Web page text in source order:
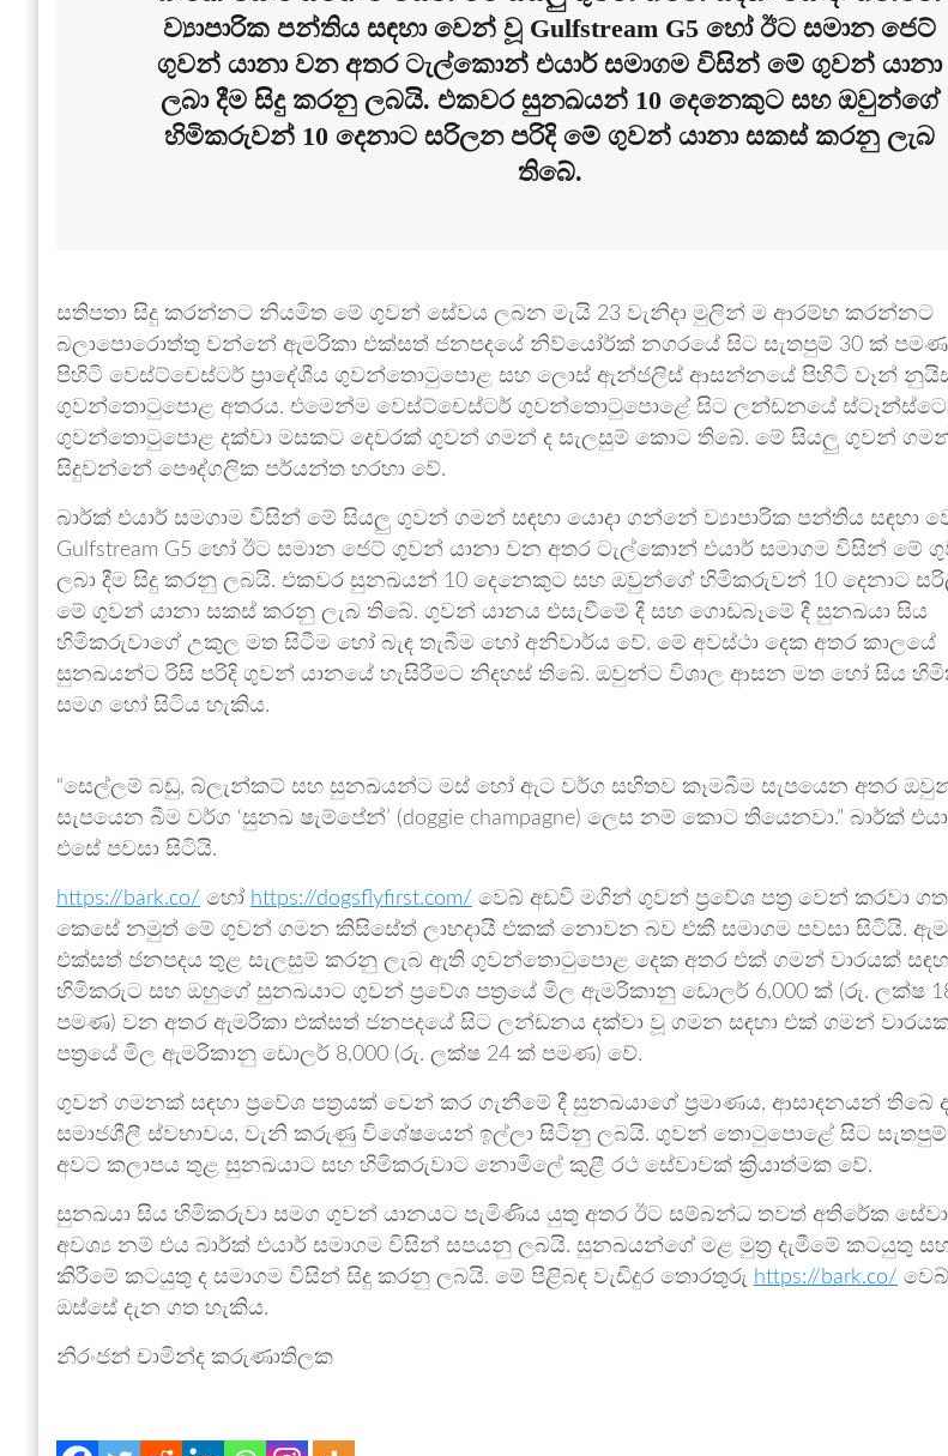
ව්‍යාපාරික පන්තිය සඳහා වෙන් වූ Gulfstream G5 හෝ ඊට සමාන ජෙට්
ගුවන් යානා වන අතර ටැල්කොන් එයාර් සමාගම විසින් මේ ගුවන් යානා
ලබා දීම සිදු කරනු ලබයි. එකවර සුනඛයන් 10 දෙනෙකුට සහ ඔවුන්ගේ
හිමිකරුවන් 10 දෙනාට සරිලන පරිදි මේ ගුවන් යානා සකස් කරනු ලැබ
තිබේ.
සතිපතා සිදු කරන්නට නියමිත මේ ගුවන් සේවය ලබන මැයි 23 වැනිදා මුලින් ම ආරම්භ කරන්නට
බලාපොරොත්තු වන්නේ ඇමරිකා එක්සත් ජනපදයේ නිව්යෝර්ක් නගරයේ සිට සැතපුම් 30 ක්
පිහිටි වෙස්ට්චෙස්ටර් ප්‍රාදේශීය ගුවන්තොටුපොළ සහ ලොස් ඇන්ජලිස් ආසන්නයේ පිහිටි වෑන්
ගුවන්තොටුපොළ අතරය. එමෙන්ම වෙස්ට්චෙස්ටර් ගුවන්තොටුපොළේ සිට ලන්ඩනයේ
ගුවන්තොටුපොළ දක්වා මසකට දෙවරක් ගුවන් ගමන් ද සැලසුම් කොට තිබේ. මේ සියලු ගුවන්
සිදුවන්නේ පෞද්ගලික පර්යන්ත හරහා වේ.
බාර්ක් එයාර් සමගාම විසින් මේ සියලු ගුවන් ගමන් සඳහා යොදා ගන්නේ ව්‍යාපාරික පන්තිය සඳහා
Gulfstream G5 හෝ ඊට සමාන ජෙට් ගුවන් යානා වන අතර ටැල්කොන් එයාර් සමාගම විසින් මේ
ලබා දීම සිදු කරනු ලබයි. එකවර සුනඛයන් 10 දෙනෙකුට සහ ඔවුන්ගේ හිමිකරුවන් 10 දෙනාට
මේ ගුවන් යානා සකස් කරනු ලැබ තිබේ. ගුවන් යානය එසැවීමේ දී සහ ගොඩබෑමේ දී සුනඛයා සිය
හිමිකරුවාගේ උකුල මත සිටීම හෝ බැඳ තැබීම හෝ අනිවාර්ය වේ. මේ අවස්ථා දෙක අතර කාලයේ
සුනඛයන්ට රිසි පරිදි ගුවන් යානයේ හැසිරීමට නිදහස් තිබේ. ඔවුන්ට විශාල ආසන මත හෝ සිය
සමග හෝ සිටිය හැකිය.
“සෙල්ලම් බඩු, බ්ලැන්කට් සහ සුනඛයන්ට මස් හෝ ඇට වර්ග සහිතව කෑමබීම සැපයෙන අතර
සැපයෙන බීම වර්ග ‘සුනඛ ෂැම්පේන්’ (doggie champagne) ලෙස නම් කොට තියෙනවා.” බාර්ක්
එසේ පවසා සිටියි.
https://bark.co/ හෝ https://dogsflyfirst.com/ වෙබ් අඩවි මගින් ගුවන් ප්‍රවේශ පත්‍ර වෙන් කරවා
කෙසේ නමුත් මේ ගුවන් ගමන කිසිසේත් ලාභදායී එකක් නොවන බව එකී සමාගම පවසා සිටියි.
එක්සත් ජනපදය තුළ සැලසුම් කරනු ලැබ ඇති ගුවන්තොටුපොළ දෙක අතර එක් ගමන් වාරයක්
හිමිකරුට සහ ඔහුගේ සුනඛයාට ගුවන් ප්‍රවේශ පත්‍රයේ මිල ඇමරිකානු ඩොලර් 6,000 ක් (රු. ලක්ෂ
පමණ) වන අතර ඇමරිකා එක්සත් ජනපදයේ සිට ලන්ඩනය දක්වා වූ ගමන සඳහා එක් ගමන්
පත්‍රයේ මිල ඇමරිකානු ඩොලර් 8,000 (රු. ලක්ෂ 24 ක් පමණ) වේ.
ගුවන් ගමනක් සඳහා ප්‍රවේශ පත්‍රයක් වෙන් කර ගැනීමේ දී සුනඛයාගේ ප්‍රමාණය, ආසාදනයන් තිබේ
සමාජශීලී ස්වභාවය, වැනි කරුණු විශේෂයෙන් ඉල්ලා සිටිනු ලබයි. ගුවන් තොටුපොළේ සිට සැතපුම්
අවට කලාපය තුළ සුනඛයාට සහ හිමිකරුවාට නොමිලේ කුළී රථ සේවාවක් ක්‍රියාත්මක වේ.
සුනඛයා සිය හිමිකරුවා සමග ගුවන් යානයට පැමිණිය යුතු අතර ඊට සම්බන්ධ තවත් අතිරේක
අවශ්‍ය නම් එය බාර්ක් එයාර් සමාගම විසින් සපයනු ලබයි. සුනඛයන්ගේ මළ මුත්‍ර දැමීමේ කටයුතු
කිරීමේ කටයුතු ද සමාගම විසින් සිදු කරනු ලබයි. මේ පිළිබඳ වැඩිදුර තොරතුරු https://bark.co/
ඔස්සේ දැන ගත හැකිය.
නිරංජන් චාමින්ද කරුණාතිලක